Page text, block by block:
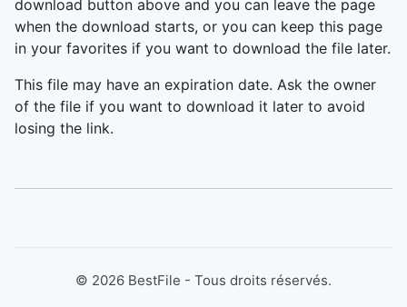
download button above and you can leave the page
when the download starts, or you can keep this page
in your favorites if you want to download the file later.
This file may have an expiration date. Ask the owner
of the file if you want to download it later to avoid
losing the link.
© 2026 BestFile - Tous droits réservés.